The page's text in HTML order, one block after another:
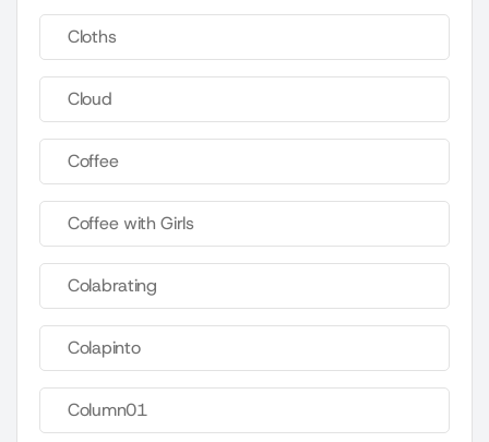
Cloths
Cloud
Coffee
Coffee with Girls
Colabrating
Colapinto
Column01